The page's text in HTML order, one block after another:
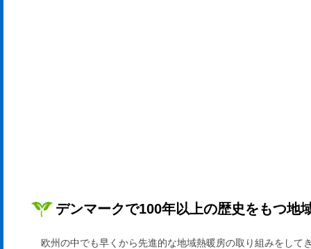
デンマークで100年以上の歴史をもつ地
欧州の中でも早くから先進的な地域熱暖房の取り組みをして